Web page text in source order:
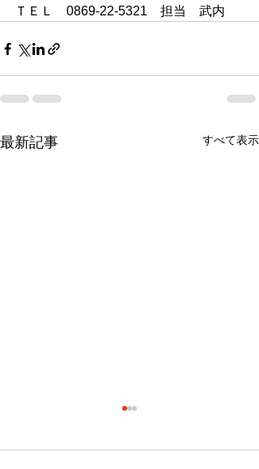
ＴＥＬ　0869-22-5321　担当　武内
最新記事 すべて表示